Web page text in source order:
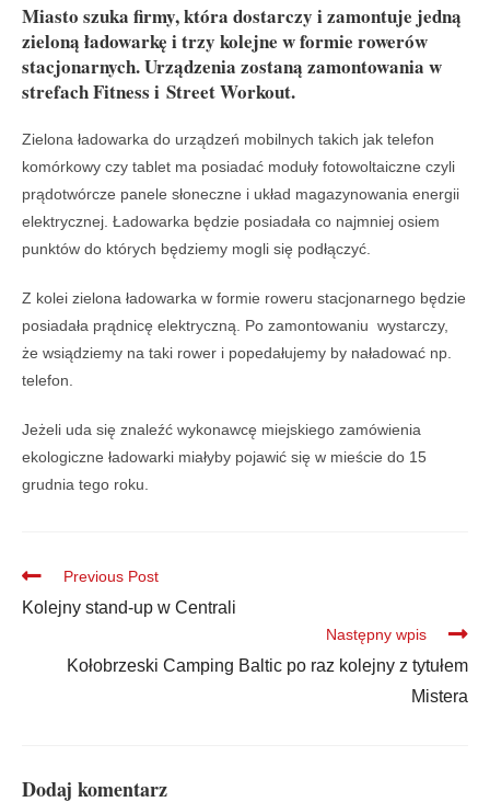
Miasto szuka firmy, która dostarczy i zamontuje jedną
zieloną ładowarkę i trzy kolejne w formie rowerów
stacjonarnych. Urządzenia zostaną zamontowania w
strefach Fitness i Street Workout.
Zielona ładowarka do urządzeń mobilnych takich jak telefon
komórkowy czy tablet ma posiadać moduły fotowoltaiczne czyli
prądotwórcze panele słoneczne i układ magazynowania energii
elektrycznej. Ładowarka będzie posiadała co najmniej osiem
punktów do których będziemy mogli się podłączyć.
Z kolei zielona ładowarka w formie roweru stacjonarnego będzie
posiadała prądnicę elektryczną. Po zamontowaniu wystarczy,
że wsiądziemy na taki rower i popedałujemy by naładować np.
telefon.
Jeżeli uda się znaleźć wykonawcę miejskiego zamówienia
ekologiczne ładowarki miałyby pojawić się w mieście do 15
grudnia tego roku.
Previous Post
Kolejny stand-up w Centrali
Następny wpis
Kołobrzeski Camping Baltic po raz kolejny z tytułem
Mistera
Dodaj komentarz